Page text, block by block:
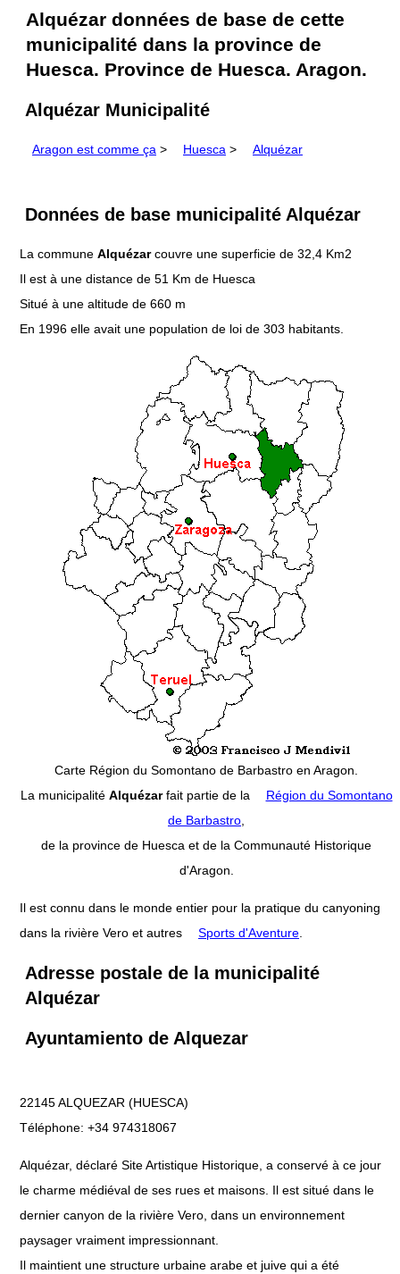
Alquézar données de base de cette
municipalité dans la province de
Huesca. Province de Huesca. Aragon.
Alquézar Municipalité
Aragon est comme ça > Huesca > Alquézar
Données de base municipalité Alquézar
La commune Alquézarcouvre une superficie de 32,4 Km2
Il est à une distance de 51 Km de Huesca
Situé à une altitude de 660 m
En 1996 elle avait une population de loi de 303 habitants.
Carte Région du Somontano de Barbastro en Aragon.
La municipalité Alquézarfait partie de la
Région du Somontano
de Barbastro,
de la province de Huesca et de la Communauté Historique
d'Aragon.
Il est connu dans le monde entier pour la pratique du canyoning
dans la rivière Vero et autres
Sports d'Aventure.
Adresse postale de la municipalité
Alquézar
Ayuntamiento de Alquezar
22145 ALQUEZAR (HUESCA)
Téléphone: +34 974318067
Alquézar, déclaré Site Artistique Historique, a conservé à ce jour
le charme médiéval de ses rues et maisons. Il est situé dans le
dernier canyon de la rivière Vero, dans un environnement
paysager vraiment impressionnant.
Il maintient une structure urbaine arabe et juive qui a été